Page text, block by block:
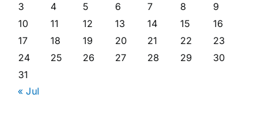
3
4 5 6 7 8
9
10
11 12 13 14 15
16
17
18 19 20 21 22
23
24
25 26 27 28 29
30
31
« Jul